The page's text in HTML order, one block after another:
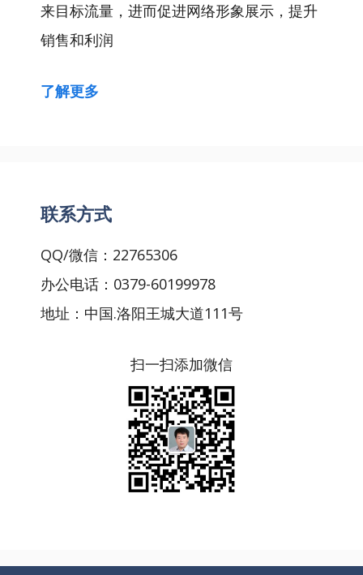
来目标流量，进而促进网络形象展示，提升
销售和利润
了解更多
联系方式
QQ/微信：22765306
办公电话：0379-60199978
地址：中国.洛阳王城大道111号
扫一扫添加微信